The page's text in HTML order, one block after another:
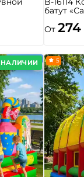
батут
От
НАЛИЧИИ 5